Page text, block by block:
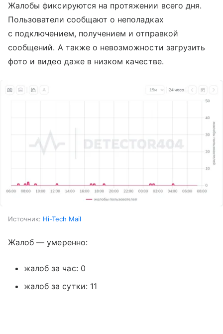
Жалобы фиксируются на протяжении всего дня.
Пользователи сообщают о неполадках
с подключением, получением и отправкой
сообщений. А также о невозможности загрузить
фото и видео даже в низком качестве.
Источник: Hi-Tech Mail
Жалоб — умеренно:
жалоб за час: 0
жалоб за сутки: 11